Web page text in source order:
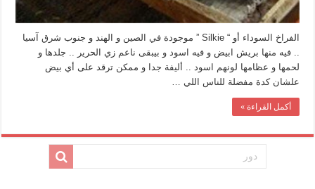
الفراخ السوداء أو “ Silkie ” موجودة في الصين و الهند و جنوب شرق آسيا
.. فيه منها بريش ابيض و فيه اسود و بيبقى ناعم زي الحرير .. جلدها و
لحمها و عظامها لونهم اسود .. أليفة جدا و ممكن ترقد على أي بيض
علشان كدة مفضلة للناس اللي …
أكمل القراءة »